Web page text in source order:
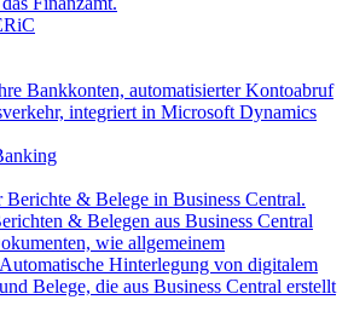
Bankkonten, automatisierter Kontoabruf
integriert in Microsoft Dynamics
& Belege in Business Central.
& Belegen aus Business Central
wie allgemeinem
Hinterlegung von digitalem
Belege, die aus Business Central erstellt